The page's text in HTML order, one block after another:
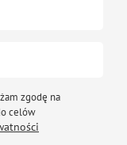
zgodę na
celów